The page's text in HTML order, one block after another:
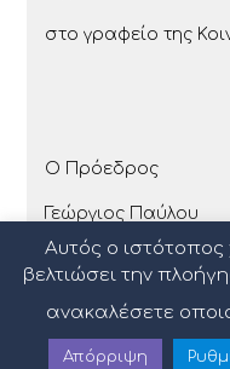
στο γραφείο της
Ο Πρόεδρος
Γεώργιος Παύλου
Πολιτική Προστασίας
Αυτός ο ιστότοπος
βελτιώσει την
ανακαλέσετε
Απόρριψη